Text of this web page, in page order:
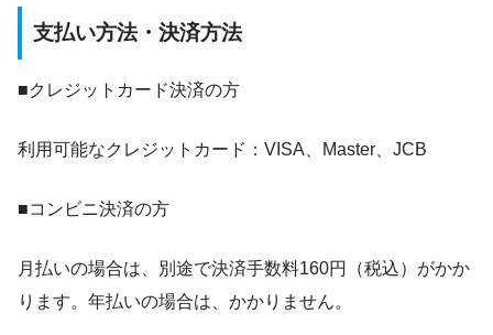
支払い方法・決済方法
■クレジットカード決済の方
利用可能なクレジットカード：VISA、Master、JCB
■コンビニ決済の方
月払いの場合は、別途で決済手数料160円（税込）がかか
ります。年払いの場合は、かかりません。